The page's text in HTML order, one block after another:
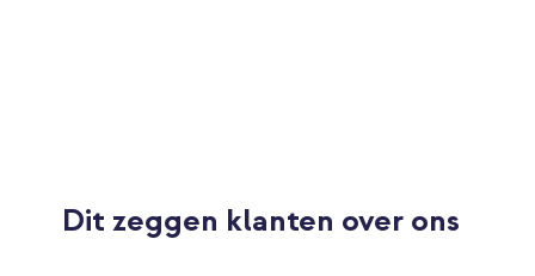
Type accessoire
Hoesje
Dit zeggen klanten over ons